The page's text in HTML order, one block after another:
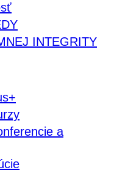
INTEGRITY
a